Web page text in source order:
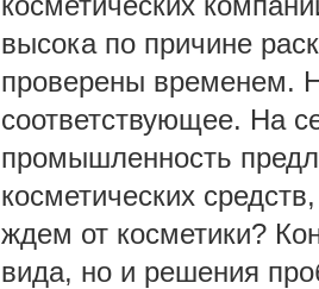
высока по причине
проверены временем.
соответствующее. На
промышленность
косметических
ждем от косметики?
вида, но и решения